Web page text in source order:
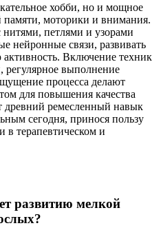
хобби, но и мощное
памяти, моторики и внимания.
нитями, петлями и узорами
нейронные связи, развивать
Включение техник
регулярное выполнение
процесса делают
для повышения качества
древний ремесленный навык
сегодня, принося пользу
в терапевтическом и
развитию мелкой